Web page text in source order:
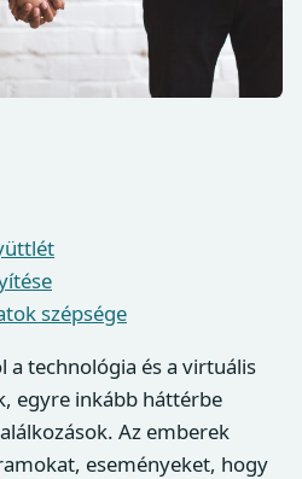
szépsége
a technológia és a virtuális
egyre inkább háttérbe
Az emberek
eseményeket, hogy